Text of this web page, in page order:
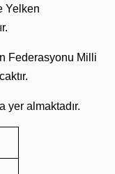
Yelken
Federasyonu Milli
yer almaktadır.